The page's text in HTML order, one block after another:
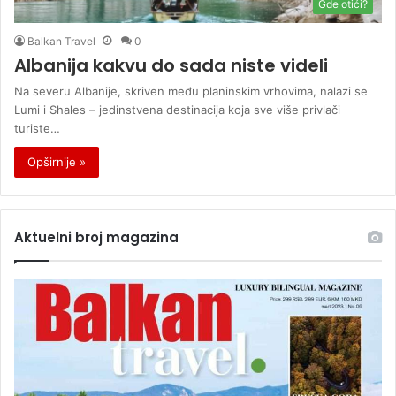
Gde otići?
Balkan Travel 0
Albanija kakvu do sada niste videli
Na severu Albanije, skriven među planinskim vrhovima, nalazi se
Lumi i Shales – jedinstvena destinacija koja sve više privlači
turiste…
Opširnije »
Aktuelni broj magazina